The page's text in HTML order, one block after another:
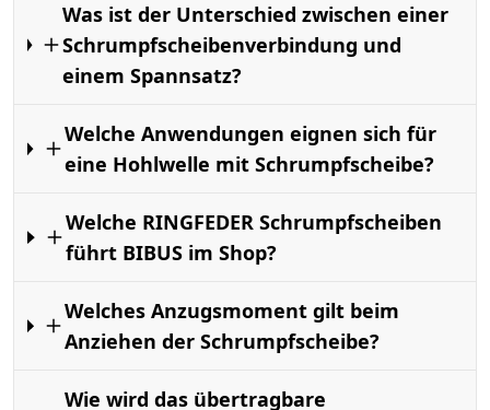
Was ist der Unterschied zwischen einer
Schrumpfscheibenverbindung und
einem Spannsatz?
Welche Anwendungen eignen sich für
eine Hohlwelle mit Schrumpfscheibe?
Welche RINGFEDER Schrumpfscheiben
führt BIBUS im Shop?
Welches Anzugsmoment gilt beim
Anziehen der Schrumpfscheibe?
Wie wird das übertragbare